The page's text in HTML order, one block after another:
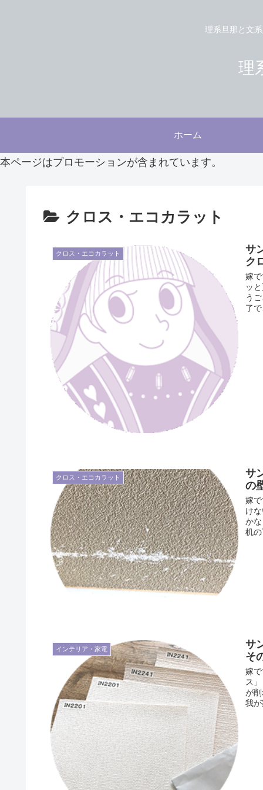
理系旦那と文
理
ホーム
本ページはプロモーションが含まれています。
クロス・エコカラット
クロス・エコカラット
サ
ク
嫁
ッ
う
了
クロス・エコカラット
サ
の
嫁
け
か
机
インテリア・家電
サ
そ
嫁
ス
が
我